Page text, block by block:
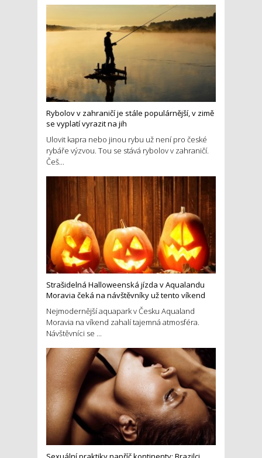
Rybolov v zahraničí je stále populárnější, v zimě
se vyplatí vyrazit na jih
Ulovit kapra nebo jinou rybu už není pro české
rybáře výzvou. Tou se stává rybolov v zahraničí.
Češ...
Strašidelná Halloweenská jízda v Aqualandu
Moravia čeká na návštěvníky už tento víkend
Nejmodernější aquapark v Česku Aqualand
Moravia na víkend zahalí tajemná atmosféra.
Návštěvníci se ...